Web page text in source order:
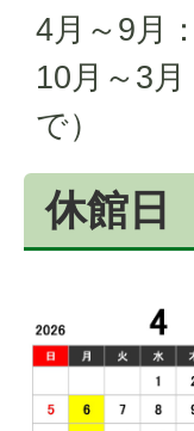
4月～9月
10月～3
で）
休館日